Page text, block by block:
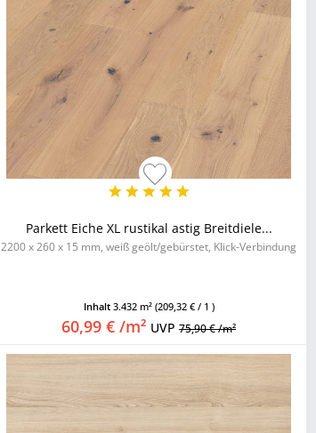
Parkett Eiche XL rustikal astig Breitdiele...
2200 x 260 x 15 mm, weiß geölt/gebürstet, Klick-Verbindung
Inhalt 3.432 m² (209,32 € / 1 )
60,99 € /m² UVP75,90 € /m²